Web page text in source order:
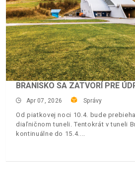
BRANISKO SA ZATVORÍ PRE
Apr 07, 2026 Správy
Od piatkovej noci 10.4. bude
diaľničnom tuneli. Tentokrát v tuneli
kontinuálne do 15.4.